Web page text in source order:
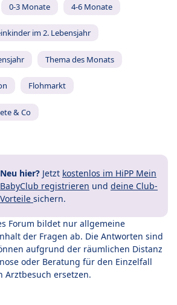
0-3 Monate 4-6 Monate
im 2. Lebensjahr
Thema des Monats
Flohmarkt
& Co
Neu hier? Jetzt kostenlos im HiPP Mein
BabyClub registrieren und deine Club-
Vorteile sichern.
Forum bildet nur allgemeine
der Fragen ab. Die Antworten sind
aufgrund der räumlichen Distanz
oder Beratung für den Einzelfall
Arztbesuch ersetzen.